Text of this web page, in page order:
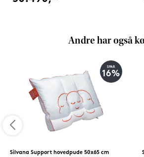
Andre har også
SPAR
16%
Silvana Support hovedpude 50x65 cm